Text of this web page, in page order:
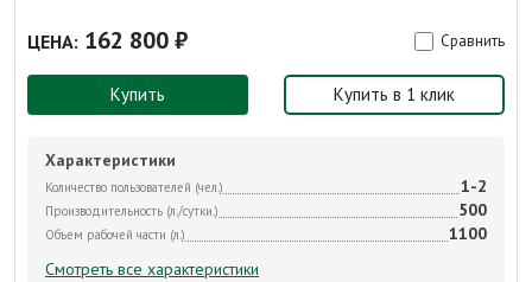
ЦЕНА: 162 800 ₽ Сравнить
Купить Купить в 1 клик
Характеристики
Количество пользователей (чел.) 1-2
Производительность (л./сутки.) 500
Объем рабочей части (л.)
1100
Смотреть все характеристики